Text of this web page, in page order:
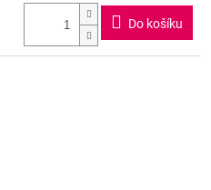
Do košíku